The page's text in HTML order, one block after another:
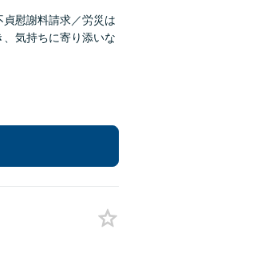
貞慰謝料請求／労災は
気持ちに寄り添いな